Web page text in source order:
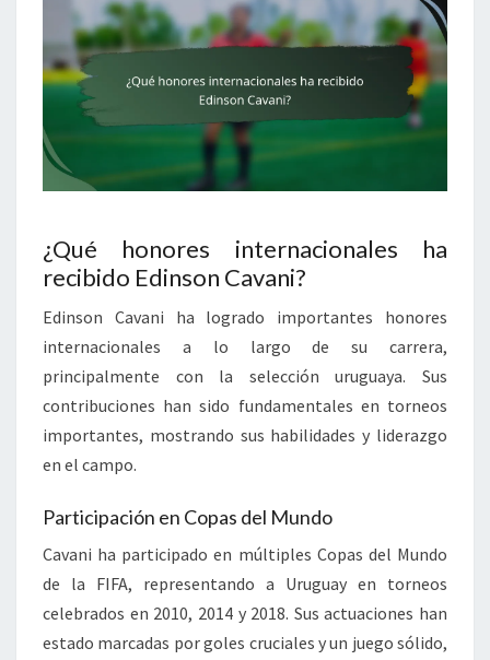
¿Qué honores internacionales ha
recibido Edinson Cavani?
Edinson Cavani ha logrado importantes honores
internacionales a lo largo de su carrera,
principalmente con la selección uruguaya. Sus
contribuciones han sido fundamentales en torneos
importantes, mostrando sus habilidades y liderazgo
en el campo.
Participación en Copas del Mundo
Cavani ha participado en múltiples Copas del Mundo
de la FIFA, representando a Uruguay en torneos
celebrados en 2010, 2014 y 2018. Sus actuaciones han
estado marcadas por goles cruciales y un juego sólido,